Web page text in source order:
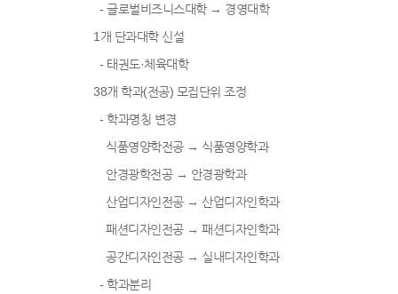
- 글로벌비즈니스대학 → 경영대학
1개 단과대학 신설
- 태권도·체육대학
38개 학과(전공) 모집단위 조정
- 학과명칭 변경
식품영양학전공 → 식품영양학과
안경광학전공 → 안경광학과
산업디자인전공 → 산업디자인학과
패션디자인전공 → 패션디자인학과
공간디자인전공 → 실내디자인학과
- 학과분리